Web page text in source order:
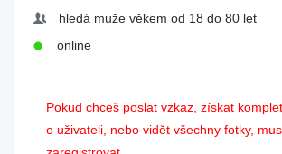
hledá muže věkem od 18 do 80 let
online
Pokud chceš poslat vzkaz, získat
o uživateli, nebo vidět všechny fotky,